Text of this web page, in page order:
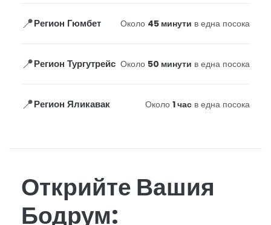
📍Регион Гюмбет Около 45 минути в една посока
📍Регион Тургутрейс Около 50 минути в една посока
📍Регион Яликавак Около 1 час в една посока
Открийте Вашия
Бодрум: